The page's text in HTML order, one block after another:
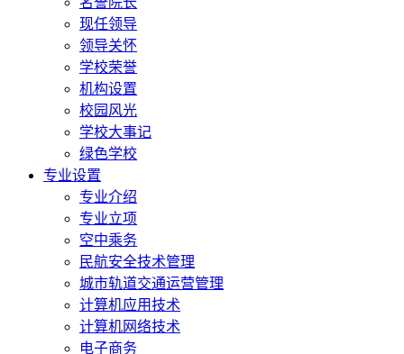
现任领导
领导关怀
学校荣誉
机构设置
校园风光
学校大事记
绿色学校
专业设置
专业介绍
专业立项
空中乘务
民航安全技术管理
城市轨道交通运营管理
计算机应用技术
计算机网络技术
电子商务